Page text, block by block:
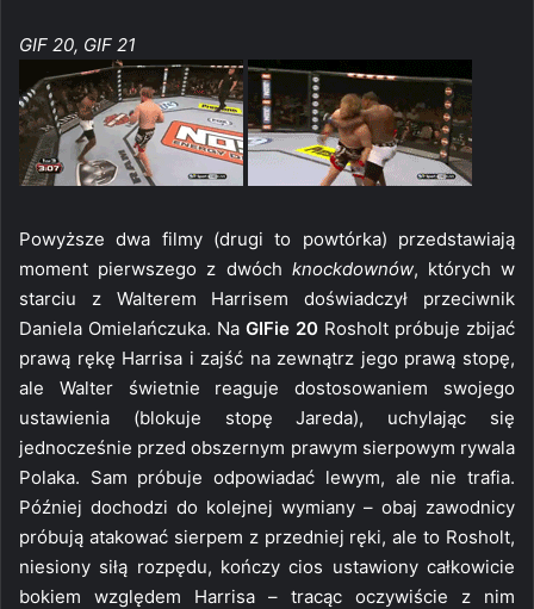
GIF 20, GIF 21
Powyższe dwa filmy (drugi to powtórka) przedstawiają
moment pierwszego z dwóch knockdownów, których w
starciu z Walterem Harrisem doświadczył przeciwnik
Daniela Omielańczuka. Na GIFie 20 Rosholt próbuje zbijać
prawą rękę Harrisa i zajść na zewnątrz jego prawą stopę,
ale Walter świetnie reaguje dostosowaniem swojego
ustawienia (blokuje stopę Jareda), uchylając się
jednocześnie przed obszernym prawym sierpowym rywala
Polaka. Sam próbuje odpowiadać lewym, ale nie trafia.
Później dochodzi do kolejnej wymiany – obaj zawodnicy
próbują atakować sierpem z przedniej ręki, ale to Rosholt,
niesiony siłą rozpędu, kończy cios ustawiony całkowicie
bokiem względem Harrisa – tracąc oczywiście z nim